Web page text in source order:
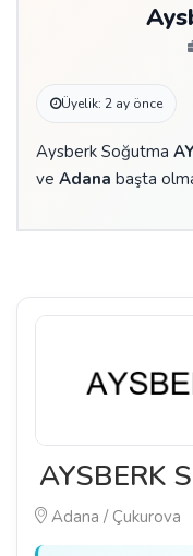
Üyelik: 2 ay önce
Aysberk Soğutma
ve Adana başta
AYSBERK
Adana / Çukurova